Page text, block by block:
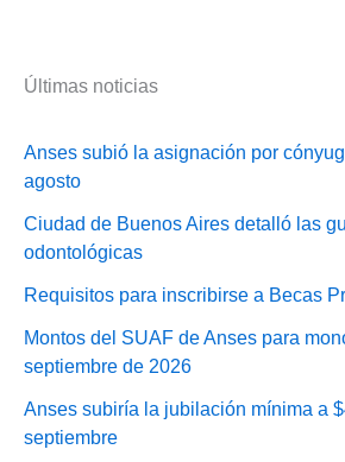
Últimas noticias
Anses subió la asignación por
agosto
Ciudad de Buenos Aires detalló las
odontológicas
Requisitos para inscribirse a Becas
Montos del SUAF de Anses para
septiembre de 2026
Anses subiría la jubilación mínima a
septiembre